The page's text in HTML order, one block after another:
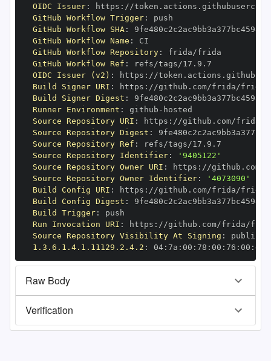
OIDC Issuer: https :
GitHub Workflow Trigger:
GitHub Workflow SHA:
GitHub Workflow Name :
GitHub Workflow Repository:
GitHub Workflow Ref :
OIDC Issuer (v2) : https :
Build Signer URI : https :
Build Signer Digest :
Runner Environment : github -
Source Repository URI : https :
Source Repository Digest :
Source Repository Ref :
Source Repository Identifier:
'9405122'
Source Repository Owner URI : https :
Source Repository Owner Identifier:
'4073090'
Build Config URI : https :
Build Config Digest :
Build Trigger:
Run Invocation URI : https :
Source Repository Visibility At Signing :
1.3.6.1.4.1.11129.2.4.2 : 04: 7a : 00 : 78 : 00 : 76 : 00 : dd
Raw Body
Verification